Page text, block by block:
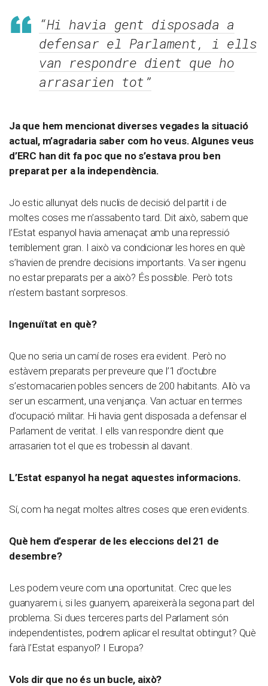
“Hi havia gent disposada a
defensar el Parlament, i ells
van respondre dient que ho
arrasarien tot”
Ja que hem mencionat diverses vegades la situació
actual, m’agradaria saber com ho veus. Algunes veus
d’ERC han dit fa poc que no s’estava prou ben
preparat per a la independència.
Jo estic allunyat dels nuclis de decisió del partit i de
moltes coses me n’assabento tard. Dit això, sabem que
l’Estat espanyol havia amenaçat amb una repressió
terriblement gran. I això va condicionar les hores en què
s’havien de prendre decisions importants. Va ser ingenu
no estar preparats per a això? És possible. Però tots
n’estem bastant sorpresos.
Ingenuïtat en què?
Que no seria un camí de roses era evident. Però no
estàvem preparats per preveure que l’1 d’octubre
s’estomacarien pobles sencers de 200 habitants. Allò va
ser un escarment, una venjança. Van actuar en termes
d’ocupació militar. Hi havia gent disposada a defensar el
Parlament de veritat. I ells van respondre dient que
arrasarien tot el que es trobessin al davant.
L’Estat espanyol ha negat aquestes informacions.
Sí, com ha negat moltes altres coses que eren evidents.
Què hem d’esperar de les eleccions del 21 de
desembre?
Les podem veure com una oportunitat. Crec que les
guanyarem i, si les guanyem, apareixerà la segona part del
problema. Si dues terceres parts del Parlament són
independentistes, podrem aplicar el resultat obtingut? Què
farà l’Estat espanyol? I Europa?
Vols dir que no és un bucle, això?